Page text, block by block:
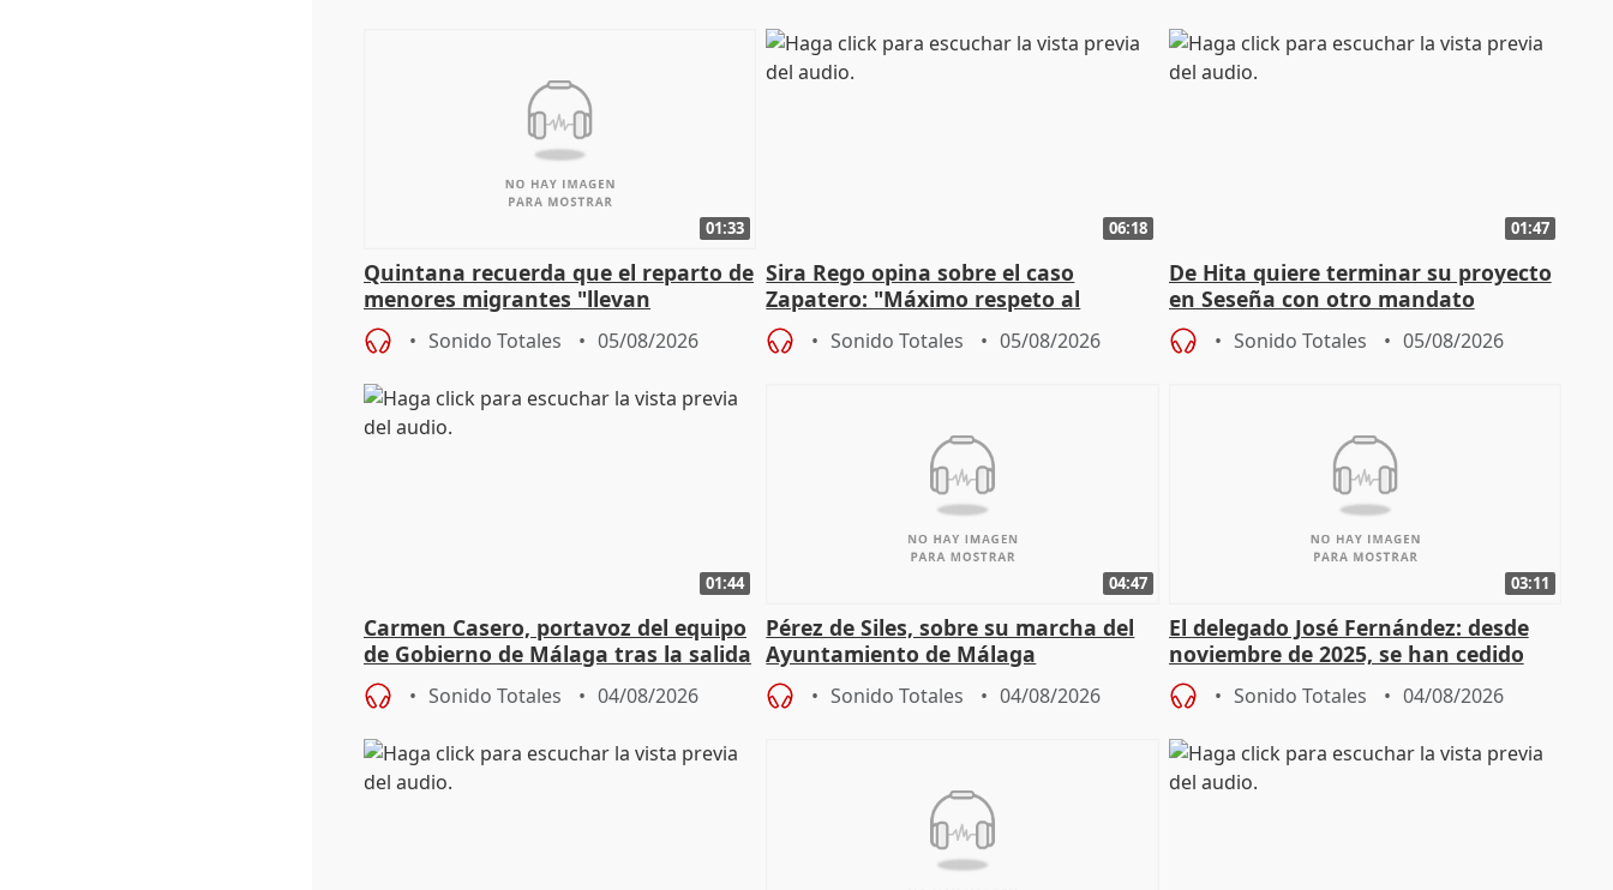
01:33
Quintana recuerda que el reparto de
menores migrantes "llevan
aportación del Gobierno" central
Sonido Totales 05/08/2026
06:18
Sira Rego opina sobre el caso
Zapatero: "Máximo respeto al
proceso judicial"
Sonido Totales 05/08/2026
01:47
De Hita quiere terminar su proyecto
en Seseña con otro mandato
Sonido Totales 05/08/2026
01:44
Carmen Casero, portavoz del equipo
de Gobierno de Málaga tras la salida
de Pérez de Siles
Sonido Totales 04/08/2026
04:47
Pérez de Siles, sobre su marcha del
Ayuntamiento de Málaga
Sonido Totales 04/08/2026
03:11
El delegado José Fernández: desde
noviembre de 2025, se han cedido
9.810 ayudas por nacimiento
Sonido Totales 04/08/2026